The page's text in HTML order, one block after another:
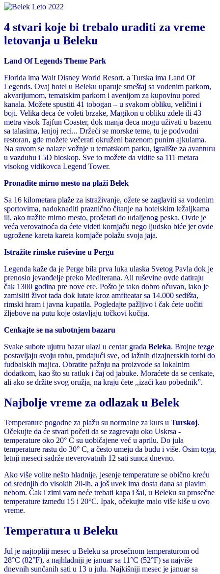
4 stvari koje bi trebalo uraditi za vreme
letovanja u Beleku
Land Of Legends Theme Park
Florida ima Walt Disney World Resort, a Turska ima Land Of
Legends. Ovaj hotel u Beleku uparuje smeštaj sa vodenim parkom,
akvarijumom, tematskim parkom i avenijom za kupovinu pored
kanala. Možete spustiti 41 tobogan – u svakom obliku, veličini i
boji. Velika deca će voleti brzake, Magikon u obliku zdele ili 43
metra visok Tajfun Coaster, dok manja deca mogu uživati u bazenu
sa talasima, lenjoj reci... Držeći se morske teme, tu je podvodni
restoran, gde možete večerati okruženi bazenom punim ajkulama.
Na suvom se nalaze vožnje u tematskom parku, igralište za avanturu
u vazduhu i 5D bioskop. Sve to možete da vidite sa 111 metara
visokog vidikovca Legend Tower.
Pronađite mirno mesto na plaži Belek
Sa 16 kilometara plaže za istraživanje, ožete se zaglaviti sa vodenim
sportovima, nadoknaditi praznično čitanje na hotelskim ležaljkama
ili, ako tražite mirno mesto, prošetati do udaljenog peska. Ovde je
veća verovatnoća da ćete videti kornjaču nego ljudsko biće jer ovde
ugrožene kareta kareta kornjače polažu svoja jaja.
Istražite rimske ruševine u Pergu
Legenda kaže da je Perge bila prva luka ulaska Svetog Pavla dok je
prenosio jevanđelje preko Mediterana. Ali ruševine ovde datiraju
čak 1300 godina pre nove ere. Pošto je tako dobro očuvan, lako je
zamisliti život tada dok lutate kroz amfiteatar sa 14.000 sedišta,
rimski hram i javna kupatila. Pogledajte pažljivo i čak ćete uočiti
žljebove na putu koje ostavljaju točkovi kočija.
Cenkajte se na subotnjem bazaru
Svake subote ujutru bazar ulazi u centar grada Beleka. Brojne tezge
postavljaju svoju robu, prodajući sve, od lažnih dizajnerskih torbi do
fudbalskih majica. Obratite pažnju na proizvode sa lokalnim
dodatkom, kao što su ratluk i čaj od jabuke. Moraćete da se cenkate,
ali ako se držite svog oružja, na kraju ćete ,,izaći kao pobednik”.
Najbolje vreme za odlazak u Belek
Temperature pogodne za plažu su normalne za kurs u Turskoj.
Očekujte da će stvari početi da se zagrevaju oko Uskrsa -
temperature oko 20° C su uobičajene već u aprilu. Do jula
temperature rastu do 30° C, a često umeju da budu i više. Osim toga,
letnji meseci sadrže neverovatnih 12 sati sunca dnevno.
Ako više volite nešto hladnije, jesenje temperature se obično kreću
od srednjih do visokih 20-ih, a još uvek ima dosta dana sa plavim
nebom. Čak i zimi vam neće trebati kapa i šal, u Beleku su prosečne
temperature između 15 i 20°C. Ipak, očekujte malo više kiše u ovo
vreme.
Temperatura u Beleku
Jul je najtopliji mesec u Beleku sa prosečnom temperaturom od
28°C (82°F), a najhladniji je januar sa 11°C (52°F) sa najviše
dnevnih sunčanih sati u 13 u julu. Najkišniji mesec je januar sa